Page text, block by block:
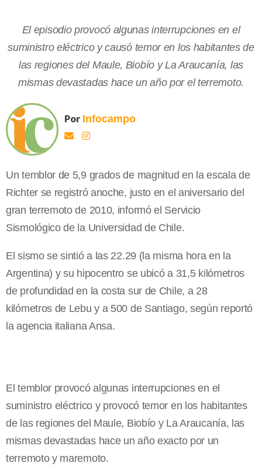
El episodio provocó algunas interrupciones en el
suministro eléctrico y causó temor en los habitantes de
las regiones del Maule, Biobío y La Araucanía, las
mismas devastadas hace un año por el terremoto.
Por Infocampo
Un temblor de 5,9 grados de magnitud en la escala de
Richter se registró anoche, justo en el aniversario del
gran terremoto de 2010, informó el Servicio
Sismológico de la Universidad de Chile.
El sismo se sintió a las 22.29 (la misma hora en la
Argentina) y su hipocentro se ubicó a 31,5 kilómetros
de profundidad en la costa sur de Chile, a 28
kilómetros de Lebu y a 500 de Santiago, según reportó
la agencia italiana Ansa.
El temblor provocó algunas interrupciones en el
suministro eléctrico y provocó temor en los habitantes
de las regiones del Maule, Biobío y La Araucanía, las
mismas devastadas hace un año exacto por un
terremoto y maremoto.